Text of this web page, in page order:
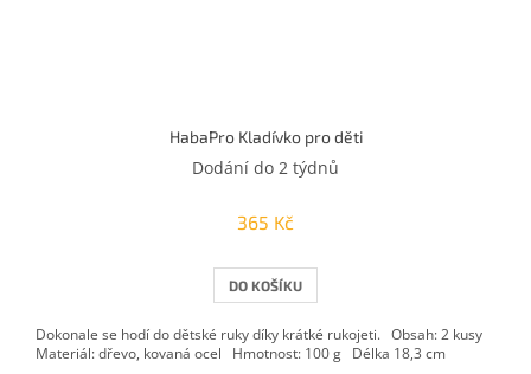
HabaPro Kladívko pro děti
Dodání do 2 týdnů
365 Kč
DO KOŠÍKU
Dokonale se hodí do dětské ruky díky krátké rukojeti. Obsah: 2 kusy
Materiál: dřevo, kovaná ocel Hmotnost: 100 g Délka 18,3 cm